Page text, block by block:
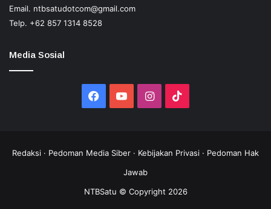
Email. ntbsatudotcom@gmail.com
Telp. +62 857 1314 8528
Media Sosial
Facebook
YouTubeInstagram
Redaksi · Pedoman Media Siber · Kebijakan Privasi · Pedoman Hak
Jawab
NTBSatu © Copyright 2026